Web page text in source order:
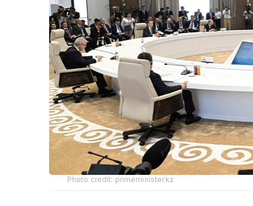
Photo credit: primeminister.kz